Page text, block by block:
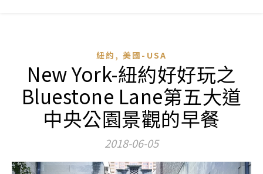
紐約 ,美國-USA
New York-紐約好好玩之
Bluestone Lane第五大道
中央公園景觀的早餐
2018-06-05